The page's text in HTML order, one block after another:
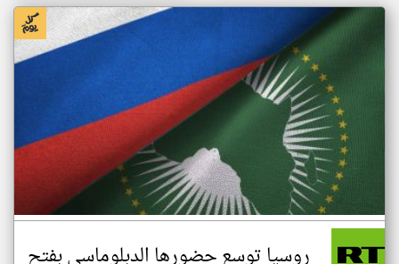
روسيا توسع حضورها الدبلوماسي بفتح